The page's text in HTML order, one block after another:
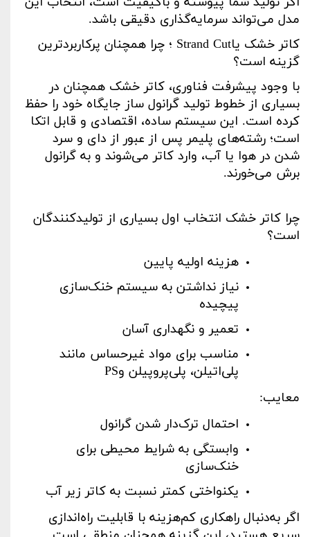
مدل می‌تواند سرمایه‌گذاری دقیقی باشد.
کاتر خشک یاStrand Cut ؛ چرا همچنان پرکاربردترین
گزینه است؟
با وجود پیشرفت فناوری، کاتر خشک همچنان در
بسیاری از خطوط تولید گرانول ساز جایگاه خود را حفظ
کرده است. این سیستم ساده، اقتصادی و قابل اتکا
است؛ رشته‌های پلیمر پس از عبور از دای و سرد
شدن در هوا یا آب، وارد کاتر می‌شوند و به گرانول
برش می‌خورند.
چرا کاتر خشک انتخاب اول بسیاری از تولیدکنندگان
است؟
هزینه اولیه پایین
نیاز نداشتن به سیستم خنک‌سازی
پیچیده
تعمیر و نگهداری آسان
مناسب برای مواد غیرحساس مانند
پلی‌اتیلن، پلی‌پروپیلن وPS
معایب:
احتمال ترک‌دار شدن گرانول
وابستگی به شرایط محیطی برای
خنک‌سازی
یکنواختی کمتر نسبت به کاتر زیر آب
اگر به‌دنبال راهکاری کم‌هزینه با قابلیت راه‌اندازی